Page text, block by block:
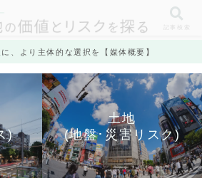
、より主体的な選択を【媒体概要】
)
土地
(地盤･災害リスク)